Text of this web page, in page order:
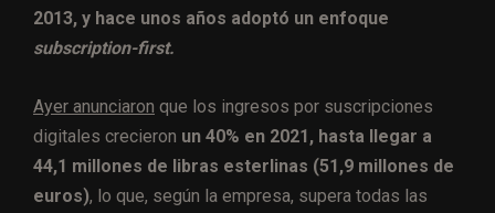
2013, y hace unos años adoptó un enfoque
subscription-first.
Ayer anunciaron que los ingresos por suscripciones
digitales crecieron un 40% en 2021, hasta llegar a
44,1 millones de libras esterlinas (51,9 millones de
euros), lo que, según la empresa, supera todas las